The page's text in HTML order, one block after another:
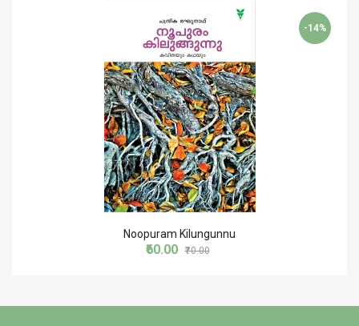
-14%
Noopuram Kilungunnu
₹60.00 ₹70.00